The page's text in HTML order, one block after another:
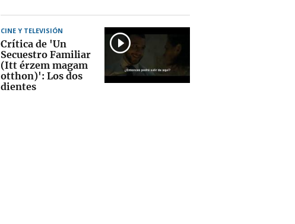
CINE Y TELEVISIÓN
Crítica de 'Un
Secuestro Familiar
(Itt érzem magam
otthon)': Los dos
dientes